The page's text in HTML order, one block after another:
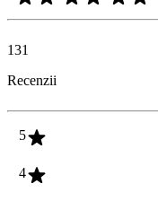
131
Recenzii
5
4